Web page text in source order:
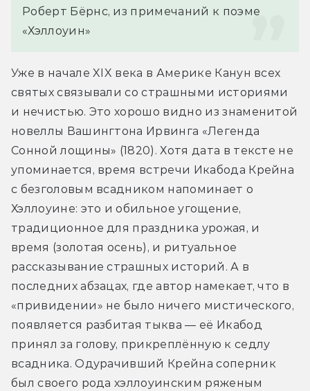
Роберт Бёрнс, из примечаний к поэме
«Хэллоуин»
Уже в начале XIX века в Америке Канун всех
святых связывали со страшными историями
и нечистью. Это хорошо видно из знаменитой
новеллы Вашингтона Ирвинга «Легенда
Сонной лощины» (1820). Хотя дата в тексте не
упоминается, время встречи Икабода Крейна
с безголовым всадником напоминает о
Хэллоуине: это и обильное угощение,
традиционное для праздника урожая, и
время (золотая осень), и ритуальное
рассказывание страшных историй. А в
последних абзацах, где автор намекает, что в
«привидении» не было ничего мистического,
появляется разбитая тыква — её Икабод
принял за голову, прикреплённую к седлу
всадника. Одурачивший Крейна соперник
был своего рода хэллоуинским ряженым